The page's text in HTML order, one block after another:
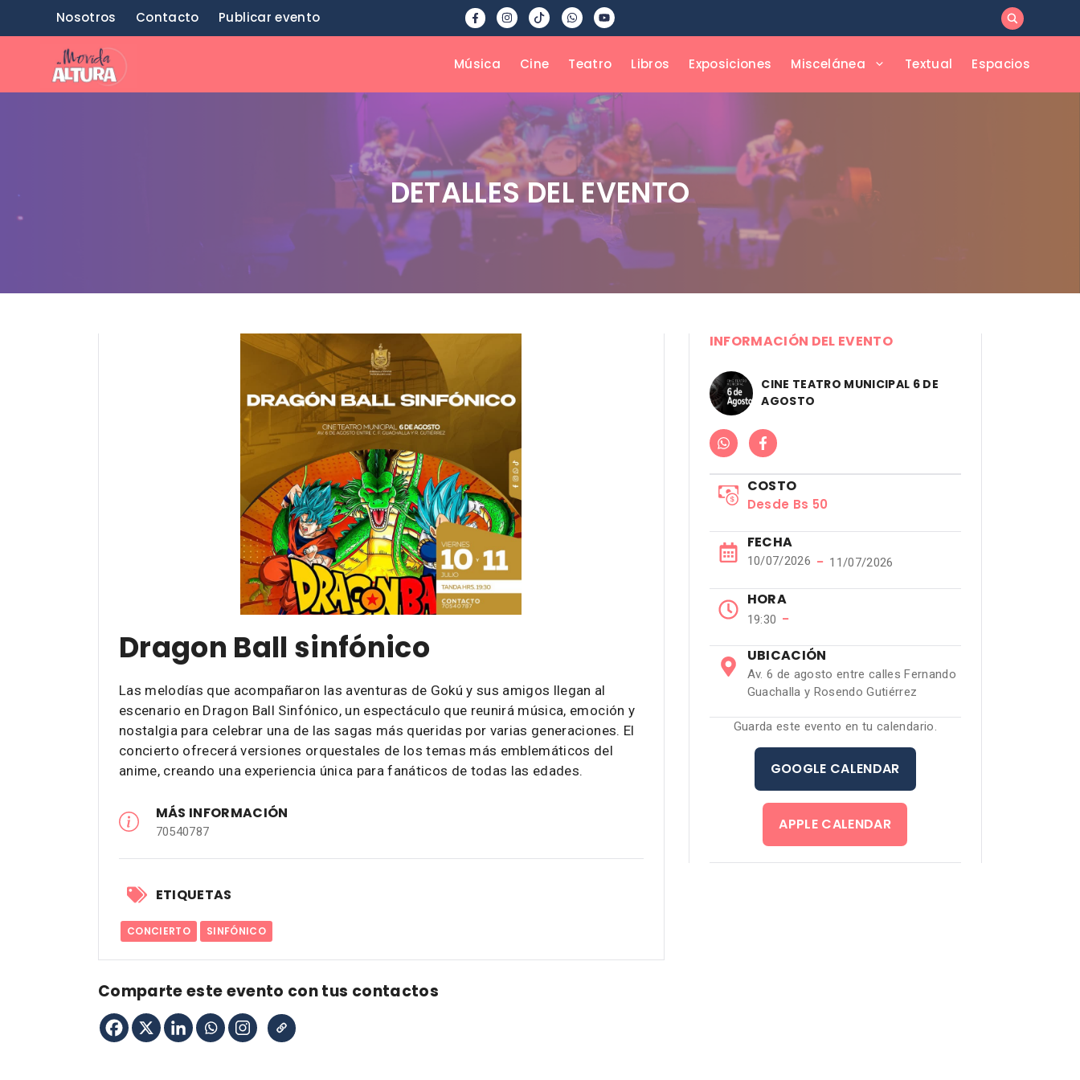
Nosotros Contacto Publicar evento
Música Cine Teatro Libros Exposiciones Miscelánea Textual Espacios
DETALLES DEL EVENTO
Dragon Ball sinfónico
Las melodías que acompañaron las aventuras de Gokú y sus amigos llegan al
escenario en Dragon Ball Sinfónico, un espectáculo que reunirá música, emoción y
nostalgia para celebrar una de las sagas más queridas por varias generaciones. El
concierto ofrecerá versiones orquestales de los temas más emblemáticos del
anime, creando una experiencia única para fanáticos de todas las edades.
MÁS INFORMACIÓN
70540787
ETIQUETAS
CONCIERTO SINFÓNICO
INFORMACIÓN DEL EVENTO
CINE TEATRO MUNICIPAL 6 DE
AGOSTO
COSTO
Desde Bs 50
FECHA
10/07/2026 − 11/07/2026
HORA
19:30 −
UBICACIÓN
Av. 6 de agosto entre calles Fernando
Guachalla y Rosendo Gutiérrez
Guarda este evento en tu calendario.
GOOGLE CALENDAR
APPLE CALENDAR
Comparte este evento con tus contactos